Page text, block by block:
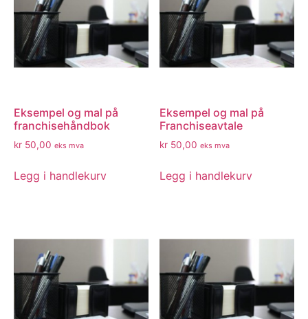
Eksempel og mal på
franchisehåndbok
kr 50,00 eks mva
Legg i handlekurv
Eksempel og mal på
Franchiseavtale
kr 50,00 eks mva
Legg i handlekurv